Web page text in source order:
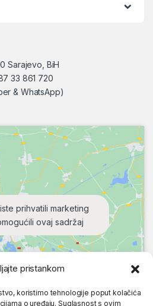
pristankom
koristimo tehnologije poput kolačića
o uređaju. Suglasnost s ovim
Sarajevo, BiH
33 861 720
& WhatsApp)
prihvatili marketing
ovaj sadržaj